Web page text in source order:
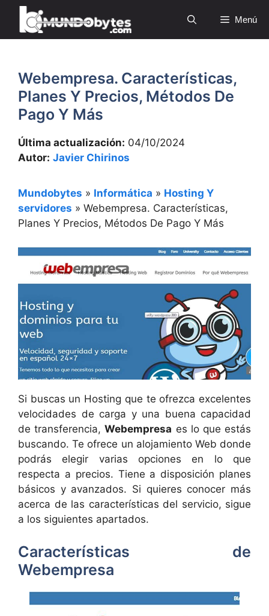
Saltar
contenido
Menú
Webempresa. Características,
Planes Y Precios, Métodos De
Pago Y Más
Última actualización: 04/10/2024
Autor: Javier Chirinos
Mundobytes » Informática » Hosting Y
servidores » Webempresa. Características,
Planes Y Precios, Métodos De Pago Y Más
Si buscas un Hosting que te ofrezca excelentes
velocidades de carga y una buena capacidad
de transferencia,Webempresa es lo que estás
buscando. Te ofrece un alojamiento Web donde
podrás elegir varias opciones en lo que
respecta a precios. Tiene a disposición planes
básicos y avanzados. Si quieres conocer más
acerca de las características del servicio, sigue
a los siguientes apartados.
Características de
Webempresa